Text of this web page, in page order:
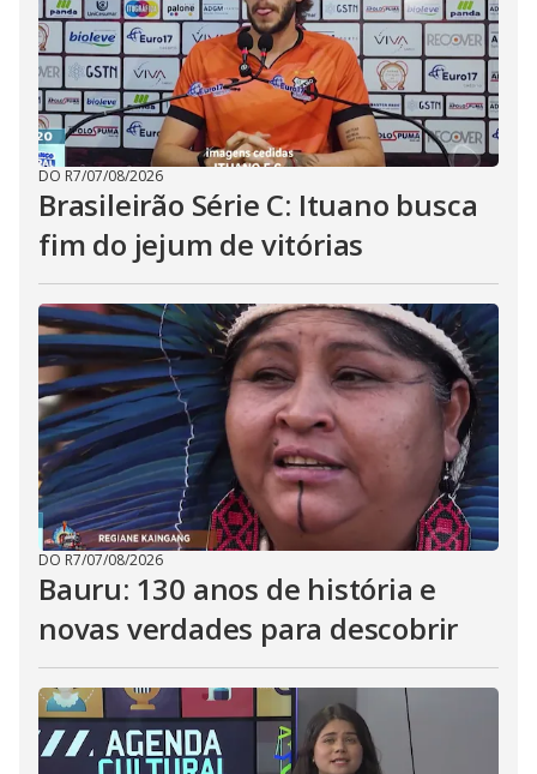
DO R7/07/08/2026
Brasileirão Série C: Ituano busca
fim do jejum de vitórias
DO R7/07/08/2026
Bauru: 130 anos de história e
novas verdades para descobrir